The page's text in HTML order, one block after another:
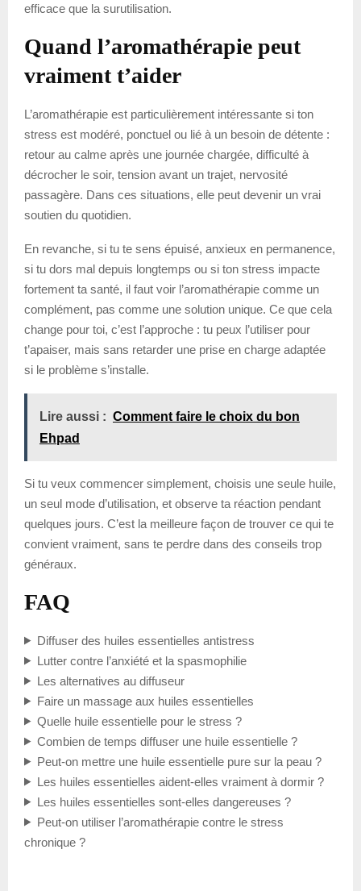
efficace que la surutilisation.
Quand l’aromathérapie peut
vraiment t’aider
L’aromathérapie est particulièrement intéressante si ton
stress est modéré, ponctuel ou lié à un besoin de détente :
retour au calme après une journée chargée, difficulté à
décrocher le soir, tension avant un trajet, nervosité
passagère. Dans ces situations, elle peut devenir un vrai
soutien du quotidien.
En revanche, si tu te sens épuisé, anxieux en permanence,
si tu dors mal depuis longtemps ou si ton stress impacte
fortement ta santé, il faut voir l’aromathérapie comme un
complément, pas comme une solution unique. Ce que cela
change pour toi, c’est l’approche : tu peux l’utiliser pour
t’apaiser, mais sans retarder une prise en charge adaptée
si le problème s’installe.
Lire aussi : Comment faire le choix du bon
Ehpad
Si tu veux commencer simplement, choisis une seule huile,
un seul mode d’utilisation, et observe ta réaction pendant
quelques jours. C’est la meilleure façon de trouver ce qui te
convient vraiment, sans te perdre dans des conseils trop
généraux.
FAQ
Diffuser des huiles essentielles antistress
Lutter contre l’anxiété et la spasmophilie
Les alternatives au diffuseur
Faire un massage aux huiles essentielles
Quelle huile essentielle pour le stress ?
Combien de temps diffuser une huile essentielle ?
Peut-on mettre une huile essentielle pure sur la peau ?
Les huiles essentielles aident-elles vraiment à dormir ?
Les huiles essentielles sont-elles dangereuses ?
Peut-on utiliser l’aromathérapie contre le stress
chronique ?